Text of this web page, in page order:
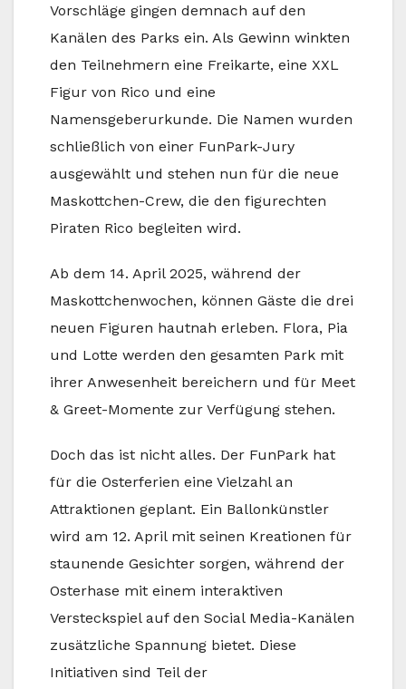
Vorschläge gingen demnach auf den
Kanälen des Parks ein. Als Gewinn winkten
den Teilnehmern eine Freikarte, eine XXL
Figur von Rico und eine
Namensgeberurkunde. Die Namen wurden
schließlich von einer FunPark-Jury
ausgewählt und stehen nun für die neue
Maskottchen-Crew, die den figurechten
Piraten Rico begleiten wird.
Ab dem 14. April 2025, während der
Maskottchenwochen, können Gäste die drei
neuen Figuren hautnah erleben. Flora, Pia
und Lotte werden den gesamten Park mit
ihrer Anwesenheit bereichern und für Meet
& Greet-Momente zur Verfügung stehen.
Doch das ist nicht alles. Der FunPark hat
für die Osterferien eine Vielzahl an
Attraktionen geplant. Ein Ballonkünstler
wird am 12. April mit seinen Kreationen für
staunende Gesichter sorgen, während der
Osterhase mit einem interaktiven
Versteckspiel auf den Social Media-Kanälen
zusätzliche Spannung bietet. Diese
Initiativen sind Teil der